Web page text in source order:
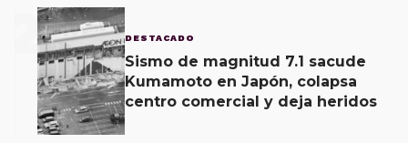
2 DESTACADO
Sismo de magnitud 7.1 sacude
Kumamoto en Japón, colapsa
centro comercial y deja heridos